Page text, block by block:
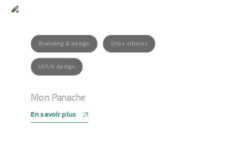
Branding & design Sites vitrines
UI/UX design
Mon Panache
En savoir plus